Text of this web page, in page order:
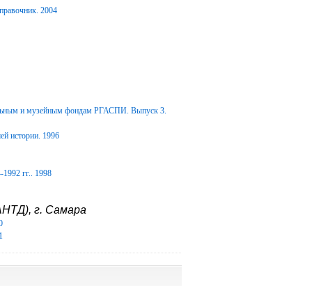
2004
и музейным фондам РГАСПИ. Выпуск 3.
истории. 1996
гг.. 1998
г. Самара